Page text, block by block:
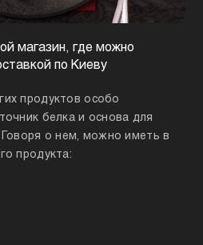
магазин, где можно
по Киеву
продуктов особо
белка и основа для
о нем, можно иметь в
продукта: